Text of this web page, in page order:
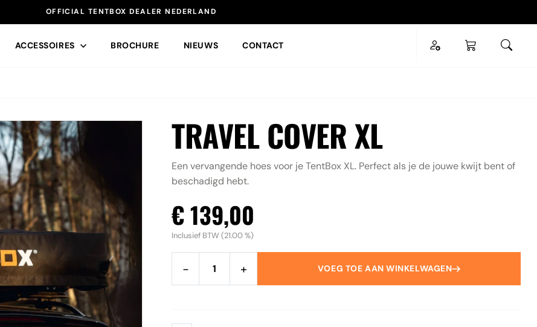
OFFICIAL TENTBOX DEALER NEDERLAND
ACCESSOIRES BROCHURE NIEUWS CONTACT
ACCESSOIRES Daktenten
TRAVEL COVER XL
Een vervangende hoes voor je TentBox XL. Perfect als je de jouwe kwijt bent of
beschadigd hebt.
€ 139,00
Inclusief BTW (21.00 %)
− + VOEG TOE AAN WINKELWAGEN